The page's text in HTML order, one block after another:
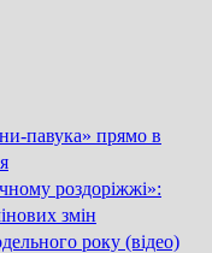
павука» прямо в
роздоріжжі»:
змін
року (відео)